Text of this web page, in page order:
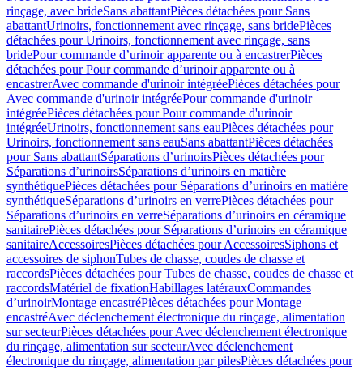
rinçage, avec brideSans abattantPièces détachées pour Sans
abattantUrinoirs, fonctionnement avec rinçage, sans bridePièces
détachées pour Urinoirs, fonctionnement avec rinçage, sans
bridePour commande d’urinoir apparente ou à encastrerPièces
détachées pour Pour commande d’urinoir apparente ou à
encastrerAvec commande d'urinoir intégréePièces détachées pour
Avec commande d'urinoir intégréePour commande d'urinoir
intégréePièces détachées pour Pour commande d'urinoir
intégréeUrinoirs, fonctionnement sans eauPièces détachées pour
Urinoirs, fonctionnement sans eauSans abattantPièces détachées
pour Sans abattantSéparations d’urinoirsPièces détachées pour
Séparations d’urinoirsSéparations d’urinoirs en matière
synthétiquePièces détachées pour Séparations d’urinoirs en matière
synthétiqueSéparations d’urinoirs en verrePièces détachées pour
Séparations d’urinoirs en verreSéparations d’urinoirs en céramique
sanitairePièces détachées pour Séparations d’urinoirs en céramique
sanitaireAccessoiresPièces détachées pour AccessoiresSiphons et
accessoires de siphonTubes de chasse, coudes de chasse et
raccordsPièces détachées pour Tubes de chasse, coudes de chasse et
raccordsMatériel de fixationHabillages latérauxCommandes
dʼurinoirMontage encastréPièces détachées pour Montage
encastréAvec déclenchement électronique du rinçage, alimentation
sur secteurPièces détachées pour Avec déclenchement électronique
du rinçage, alimentation sur secteurAvec déclenchement
électronique du rinçage, alimentation par pilesPièces détachées pour